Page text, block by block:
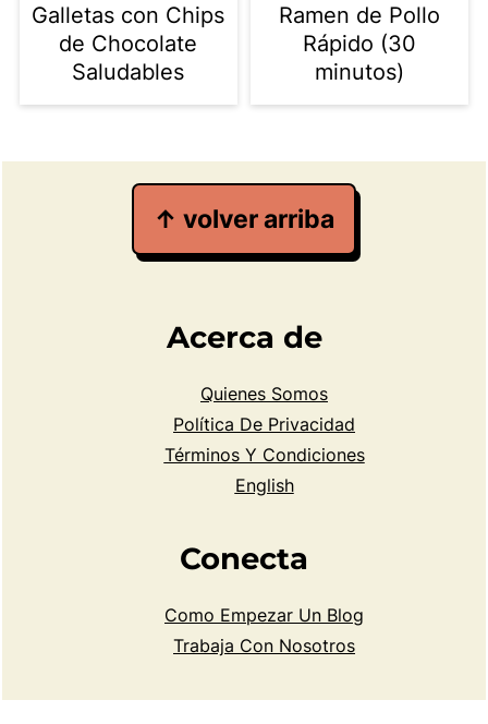
Galletas con Chips
de Chocolate
Saludables
Ramen de Pollo
Rápido (30
minutos)
↑ volver arriba
Acerca de
Quienes Somos
Política De Privacidad
Términos Y Condiciones
English
Conecta
Como Empezar Un Blog
Trabaja Con Nosotros